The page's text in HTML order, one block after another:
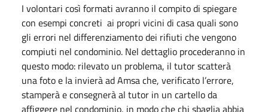
I volontari così formati avranno il compito di spiegare
con esempi concreti ai propri vicini di casa quali sono
gli errori nel differenziamento dei rifiuti che vengono
compiuti nel condominio. Nel dettaglio procederanno in
questo modo: rilevato un problema, il tutor scatterà
una foto e la invierà ad Amsa che, verificato l’errore,
stamperà e consegnerà al tutor in un cartello da
affiggere nel condominio, in modo che chi sbaglia abbia